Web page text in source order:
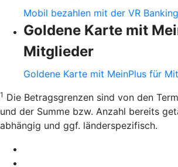
Mobil bezahlen mit der VR
Goldene Karte mit
Mitglieder
Goldene Karte mit MeinPlus für
1 Die Betragsgrenzen sind von den
und der Summe bzw. Anzahl bereits
abhängig und ggf. länderspezifisch.